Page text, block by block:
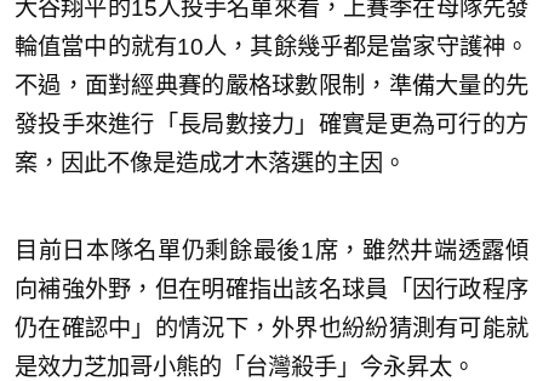
大谷翔平的15人投手名單來看，上賽季在母隊先發
輪值當中的就有10人，其餘幾乎都是當家守護神。
不過，面對經典賽的嚴格球數限制，準備大量的先
發投手來進行「長局數接力」確實是更為可行的方
案，因此不像是造成才木落選的主因。
目前日本隊名單仍剩餘最後1席，雖然井端透露傾
向補強外野，但在明確指出該名球員「因行政程序
仍在確認中」的情況下，外界也紛紛猜測有可能就
是效力芝加哥小熊的「台灣殺手」今永昇太。